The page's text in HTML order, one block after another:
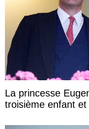
La princesse
troisième enfant